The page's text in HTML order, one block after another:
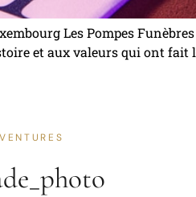
Les Pompes
et aux valeurs qui ont